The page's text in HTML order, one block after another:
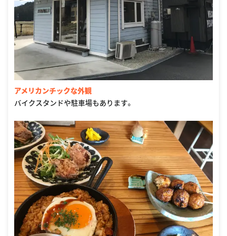
アメリカンチックな外観
バイクスタンドや駐車場もあります。